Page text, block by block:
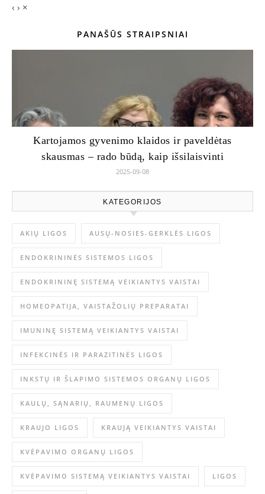
‹ › ×
PANAŠŪS STRAIPSNIAI
Kartojamos gyvenimo klaidos ir paveldėtas
skausmas – rado būdą, kaip išsilaisvinti
2025-09-08
KATEGORIJOS
AKIŲ LIGOS AUSŲ-NOSIES-GERKLĖS LIGOS
ENDOKRININĖS SISTEMOS LIGOS
ENDOKRININĘ SISTEMĄ VEIKIANTYS VAISTAI
HOMEOPATIJA, VAISTAŽOLIŲ PREPARATAI
IMUNINĘ SISTEMĄ VEIKIANTYS VAISTAI
INFEKCINĖS IR PARAZITINĖS LIGOS
INKSTŲ IR ŠLAPIMO SISTEMOS ORGANŲ LIGOS
KAULŲ, SĄNARIŲ, RAUMENŲ LIGOS
KRAUJO LIGOS KRAUJĄ VEIKIANTYS VAISTAI
KVĖPAVIMO ORGANŲ LIGOS
KVĖPAVIMO SISTEMĄ VEIKIANTYS VAISTAI LIGOS